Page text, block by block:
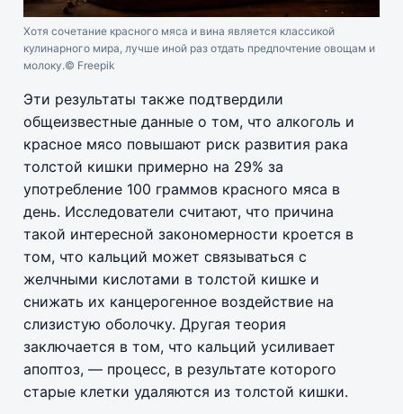
Хотя сочетание красного мяса и вина является классикой
кулинарного мира, лучше иной раз отдать предпочтение овощам и
молоку.© Freepik
Эти результаты также подтвердили
общеизвестные данные о том, что алкоголь и
красное мясо повышают риск развития рака
толстой кишки примерно на 29% за
употребление 100 граммов красного мяса в
день. Исследователи считают, что причина
такой интересной закономерности кроется в
том, что кальций может связываться с
желчными кислотами в толстой кишке и
снижать их канцерогенное воздействие на
слизистую оболочку. Другая теория
заключается в том, что кальций усиливает
апоптоз, — процесс, в результате которого
старые клетки удаляются из толстой кишки.